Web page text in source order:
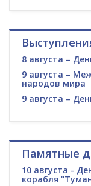
8 августа –
9 августа –
народов мира
9 августа –
Памятные
10 августа -
корабля